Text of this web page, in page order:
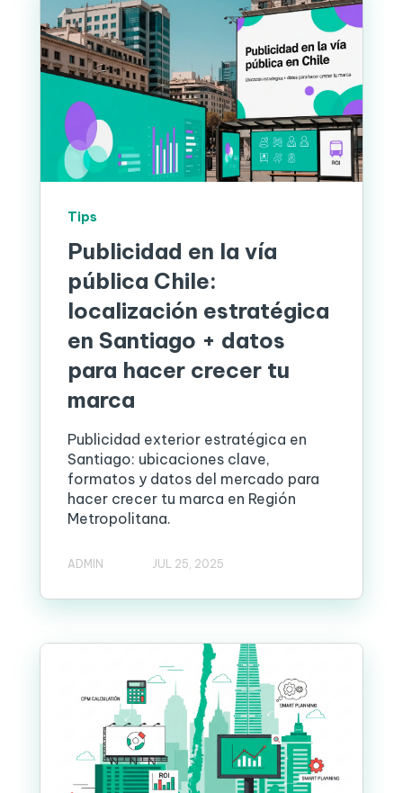
Tips
Publicidad en la vía
pública Chile:
localización estratégica
en Santiago + datos
para hacer crecer tu
marca
Publicidad exterior estratégica en
Santiago: ubicaciones clave,
formatos y datos del mercado para
hacer crecer tu marca en Región
Metropolitana.
ADMIN JUL 25, 2025